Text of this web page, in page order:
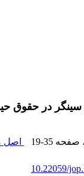
سینگر در حقوق
، صفحه 19-35 اصل
10.22059/